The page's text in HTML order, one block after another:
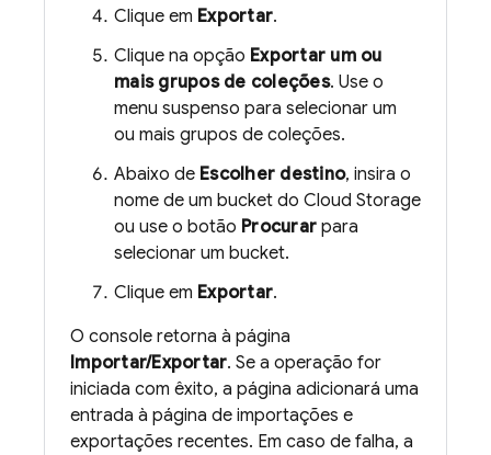
Clique em Exportar.
Clique na opção Exportar um ou
mais grupos de coleções. Use o
menu suspenso para selecionar um
ou mais grupos de coleções.
Abaixo de Escolher destino, insira o
nome de um bucket do Cloud Storage
ou use o botão Procurar para
selecionar um bucket.
Clique em Exportar.
O console retorna à página
Importar/Exportar. Se a operação for
iniciada com êxito, a página adicionará uma
entrada à página de importações e
exportações recentes. Em caso de falha, a